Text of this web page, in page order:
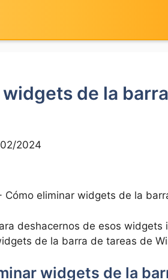
de la
2024
Cómo eliminar widgets de la
deshacernos de esos ⁤widgets
de la barra‍ de tareas de
widgets de la